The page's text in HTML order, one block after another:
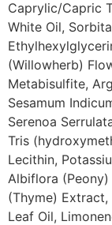
Caprylic/Capric
White Oil,
(Willowherb)
Metabisulfite,
Sesamum
Serenoa
Tris
Lecithin,
Albiflora
(Thyme) Extract,
Leaf Oil,